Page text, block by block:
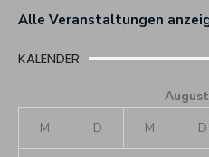
Alle Veranstaltungen
KALENDER
M
D M D